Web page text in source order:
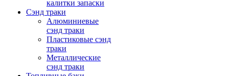
калитки запаски
Сэнд траки
Алюминиевые
сэнд траки
Пластиковые сэнд
траки
Металлические
сэнд траки